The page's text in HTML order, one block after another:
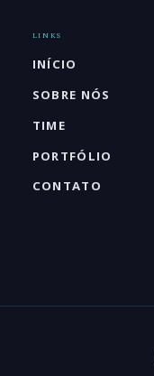
LINKS
INÍCIO
SOBRE NÓS
TIME
PORTFÓLIO
CONTATO